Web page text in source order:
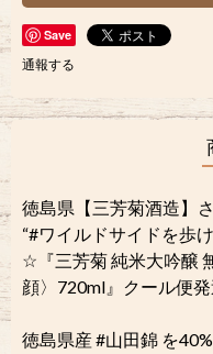
Save
通報する
徳島県【三芳菊酒造】
“#ワイルドサイドを歩け
☆『三芳菊 純米大吟醸
顔〉720ml』クール便
徳島県産 #山田錦 を